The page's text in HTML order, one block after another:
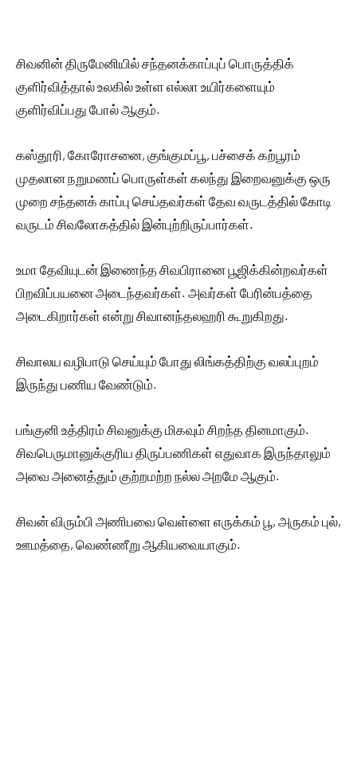
சிவனின் திருமேனியில் சந்தனக்காப்புப் பொருத்திக்
குளிர்வித்தால் உலகில் உள்ள எல்லா உயிர்களையும்
குளிர்விப்பது போல் ஆகும்.
கஸ்தூரி, கோரோசனை, குங்குமப்பூ, பச்சைக் கற்பூரம்
முதலான நறுமணப் பொருள்கள் கலந்து இறைவனுக்கு ஒரு
முறை சந்தனக் காப்பு செய்தவர்கள் தேவ வருடத்தில் கோடி
வருடம் சிவலோகத்தில் இன்புற்றிருப்பார்கள்.
உமா தேவியுடன் இணைந்த சிவபிரானை பூஜிக்கின்றவர்கள்
பிறவிப்பயனை அடைந்தவர்கள். அவர்கள் பேரின்பத்தை
அடைகிறார்கள் என்று சிவானந்தலஹரி கூறுகிறது.
சிவாலய வழிபாடு செய்யும் போது லிங்கத்திற்கு வலப்புறம்
இருந்து பணிய வேண்டும்.
பங்குனி உத்திரம் சிவனுக்கு மிகவும் சிறந்த தினமாகும்.
சிவபெருமானுக்குரிய திருப்பணிகள் எதுவாக இருந்தாலும்
அவை அனைத்தும் குற்றமற்ற நல்ல அறமே ஆகும்.
சிவன் விரும்பி அணிபவை வெள்ளை எருக்கம் பூ, அருகம் புல்,
ஊமத்தை, வெண்ணீறு ஆகியவையாகும்.